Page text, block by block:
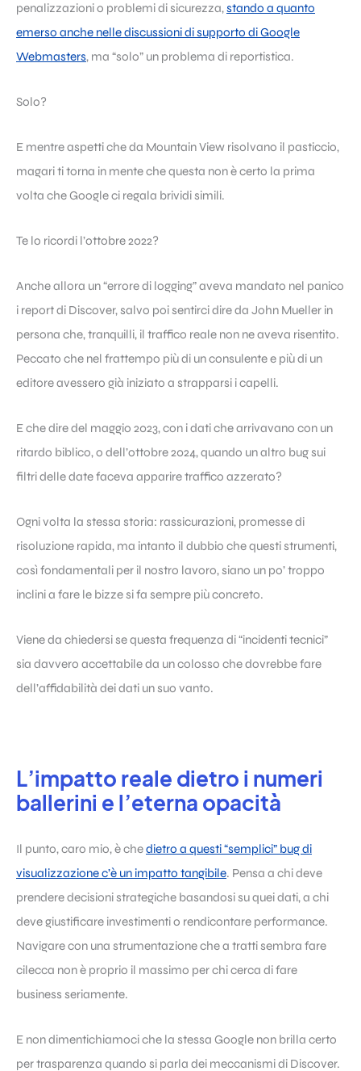
penalizzazioni o problemi di sicurezza,stando a quanto
emerso anche nelle discussioni di supporto di Google
Webmasters, ma “solo” un problema di reportistica.
Solo?
E mentre aspetti che da Mountain View risolvano il pasticcio,
magari ti torna in mente che questa non è certo la prima
volta che Google ci regala brividi simili.
Te lo ricordi l’ottobre 2022?
Anche allora un “errore di logging” aveva mandato nel panico
i report di Discover, salvo poi sentirci dire da John Mueller in
persona che, tranquilli, il traffico reale non ne aveva risentito.
Peccato che nel frattempo più di un consulente e più di un
editore avessero già iniziato a strapparsi i capelli.
E che dire del maggio 2023, con i dati che arrivavano con un
ritardo biblico, o dell’ottobre 2024, quando un altro bug sui
filtri delle date faceva apparire traffico azzerato?
Ogni volta la stessa storia: rassicurazioni, promesse di
risoluzione rapida, ma intanto il dubbio che questi strumenti,
così fondamentali per il nostro lavoro, siano un po’ troppo
inclini a fare le bizze si fa sempre più concreto.
Viene da chiedersi se questa frequenza di “incidenti tecnici”
sia davvero accettabile da un colosso che dovrebbe fare
dell’affidabilità dei dati un suo vanto.
L’impatto reale dietro i numeri
ballerini e l’eterna opacità
Il punto, caro mio, è chedietro a questi “semplici” bug di
visualizzazione c’è un impatto tangibile. Pensa a chi deve
prendere decisioni strategiche basandosi su quei dati, a chi
deve giustificare investimenti o rendicontare performance.
Navigare con una strumentazione che a tratti sembra fare
cilecca non è proprio il massimo per chi cerca di fare
business seriamente.
E non dimentichiamoci che la stessa Google non brilla certo
per trasparenza quando si parla dei meccanismi di Discover.